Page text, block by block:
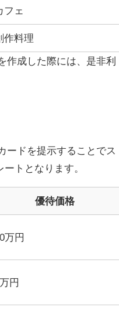
フェ
作料理
作成した際には、是非利
ードを提示することでス
トとなります。
優待価格
万円
円